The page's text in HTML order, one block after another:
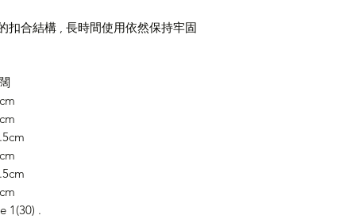
扣合結構 , 長時間使用依然保持牢固
1(30) .